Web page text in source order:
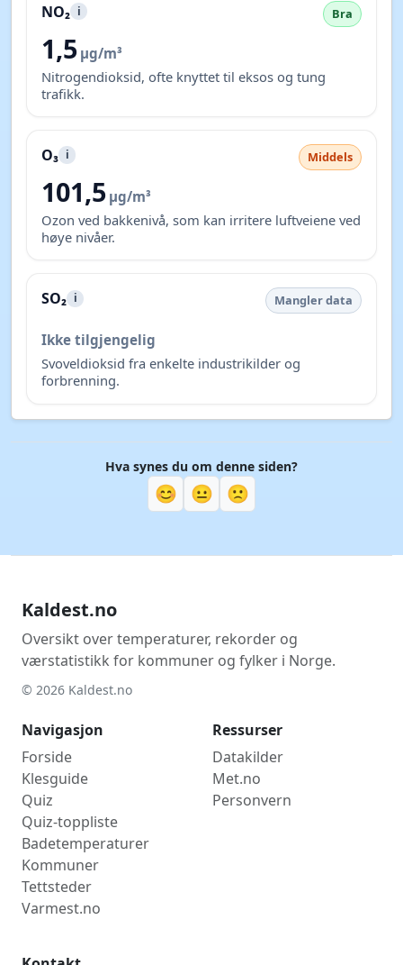
NO₂ i Bra
1,5 µg/m³
Nitrogendioksid, ofte knyttet til eksos og tung
trafikk.
O₃ i Middels
101,5 µg/m³
Ozon ved bakkenivå, som kan irritere luftveiene ved
høye nivåer.
SO₂ i Mangler data
Ikke tilgjengelig
Svoveldioksid fra enkelte industrikilder og
forbrenning.
Hva synes du om denne siden?
😊 😐 🙁
Kaldest.no
Oversikt over temperaturer, rekorder og
værstatistikk for kommuner og fylker i Norge.
© 2026 Kaldest.no
Navigasjon
Forside
Klesguide
Quiz
Quiz-toppliste
Badetemperaturer
Kommuner
Tettsteder
Varmest.no
Ressurser
Datakilder
Met.no
Personvern